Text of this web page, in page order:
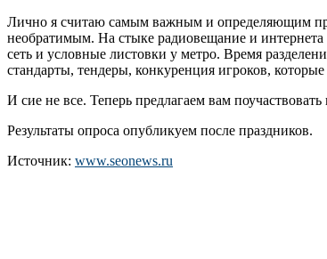
Лично я считаю самым важным и определяющим
необратимым. На стыке радиовещание и
сеть и условные листовки у метро. Время
стандарты, тендеры, конкуренция игроков,
И сие не все. Теперь предлагаем вам
Результаты опроса опубликуем после праздников.
Источник: www.seonews.ru